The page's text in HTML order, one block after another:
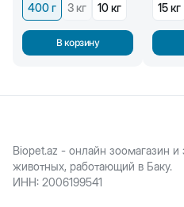
400 г
3 кг 10 кг
В корзину
15 кг
Biopet.az - онлайн зоомагазин
животных, работающий в Баку.
ИНН: 2006199541